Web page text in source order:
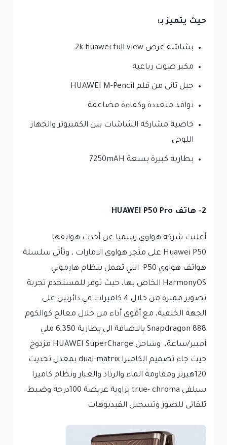
حيث يتميز بـ:
بشاشة عرض 2k huawei full view
مكبر صوت رباعية
جيل تانى من قلم HUAWEI M-Pencil
نوافذ متعددة وكفاءة مضاعفة
خاصية مشاركة الشاشات بين الكمبيوتر والجهاز
اللوحى
بطارية كبيرة بسعة 7250mAH
2- هاتف HUAWEI P50 Pro
أعلنت شركة هواوي رسميا عن أحدث هواتفها
Huawei P50 على متجر هواوى الامارات ، وتأتي سلسلة
هواتف هواوي P50 التي تعمل بنظام هارموني
HarmonyOS الخاص بها، حيث توفر للمستخدم تجربة
تصوير مميزة من خلال 4 كاميرات في دائرتين على
الجهة الخلفية، مع أقوى أداء من خلال معالج كوالكوم
Snapdragon 888 بالاضافة الى بطارية
6,350 ملي
أمبير/ساعة، وشاحن HUAWEI SuperCharge مزدوج
حيث جاء تصميم الكاميرا dual-matrix بمعدل تحديث
120هيرتز ومقاومة الماء والرذاذ والغبار ونظام كاميرا
سيلفى true- chroma بزاوية عريضة 100درجة وضبط
تلقائى للصور وتسجيل الفيديوهات